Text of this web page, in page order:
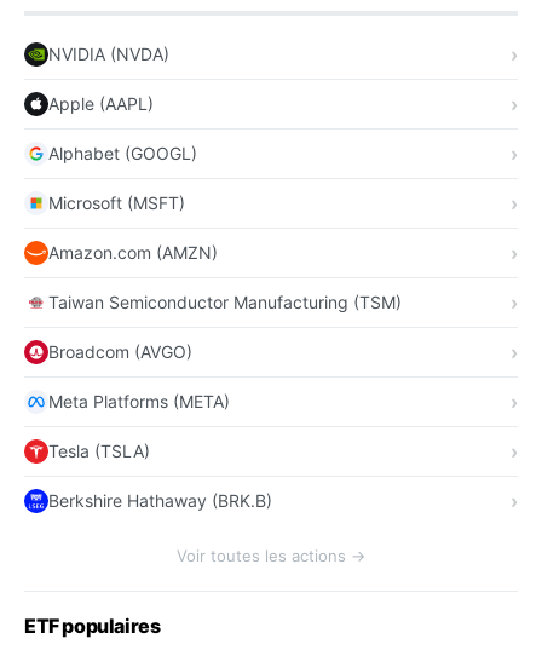
NVIDIA (NVDA)
Apple (AAPL)
Alphabet (GOOGL)
Microsoft (MSFT)
Amazon.com (AMZN)
Taiwan Semiconductor Manufacturing (TSM)
Broadcom (AVGO)
Meta Platforms (META)
Tesla (TSLA)
Berkshire Hathaway (BRK.B)
Voir toutes les actions →
ETF populaires